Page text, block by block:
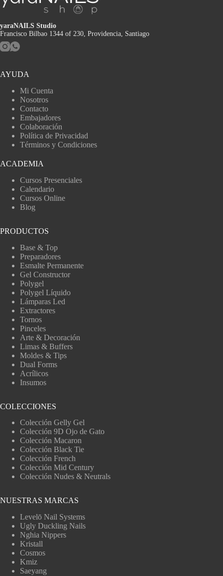
yaraNAILS Studio
Francisco Bilbao 1344 of 230, Providencia, Santiago
AYUDA
Mi Cuenta
Nosotros
Contacto
Embajadores
Colaboración
Política de Privacidad
Términos y Condiciones
ACADEMIA
Cursos Presenciales
Calendario
Cursos Online
Blog
PRODUCTOS
Base & Top
Preparadores
Esmalte Permanente
Gel Constructor
Polygel
Polygel Líquido
Lámparas Led
Extractores
Tornos
Pinceles
Arte & Decoración
Limas & Buffers
Moldes & Tips
Dual Forms
Acrílicos
Insumos
COLECCIONES
Colección Gelly Gel
Colección 9D Ojo de Gato
Colección Macaron
Colección Black Tie
Colección French
Colección Mid Century
Colección Nudes & Neutrals
NUESTRAS MARCAS
Levelō Nail Systems
Ugly Duckling Nails
Nghia Nippers
Kristall
Cosmos
Kmiz
Saeyang